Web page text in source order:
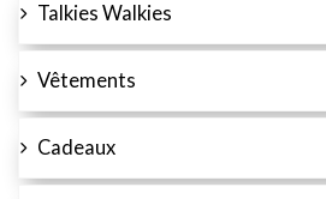
Talkies Walkies
Vêtements
Cadeaux